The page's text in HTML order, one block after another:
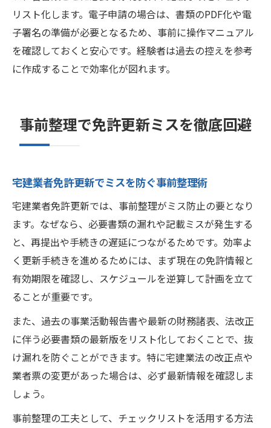
リスト化します。電子申請の場合は、書類のPDF化や電
子署名の準備が必要となるため、事前に操作マニュアル
を確認しておくと安心です。経験者は過去の控えを参考
に作成することで効率化が図れます。
事前整理で免許更新ミスを徹底回避
宅建業者免許更新でミスを防ぐ事前整理術
宅建業者免許更新では、事前整理がミス防止の要となり
ます。なぜなら、必要書類の漏れや記載ミスが発生する
と、再提出や手続きの遅延につながるためです。効率よ
く更新手続きを進めるためには、まず現在の免許情報と
有効期限を確認し、スケジュールを逆算して計画を立て
ることが重要です。
また、過去の事業活動報告書や最新の財務諸表、法改正
に伴う必要書類の最新版をリスト化しておくことで、抜
け漏れを防ぐことができます。特に宅建業法の改正点や
業者票の変更があった場合は、必ず最新情報を確認しま
しょう。
事前整理の工夫として、チェックリストを活用する方法